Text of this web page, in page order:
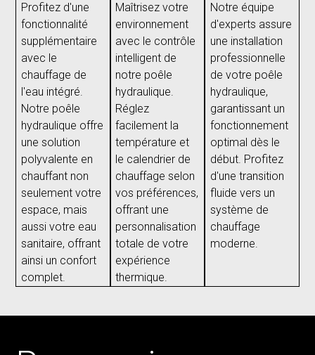
Profitez d'une
fonctionnalité
supplémentaire
avec le
chauffage de
l'eau intégré.
Notre poêle
hydraulique offre
une solution
polyvalente en
chauffant non
seulement votre
espace, mais
aussi votre eau
sanitaire, offrant
ainsi un confort
complet.
Maîtrisez votre
environnement
avec le contrôle
intelligent de
notre poêle
hydraulique.
Réglez
facilement la
température et
le calendrier de
chauffage selon
vos préférences,
offrant une
personnalisation
totale de votre
expérience
thermique.
Notre équipe
d'experts assure
une installation
professionnelle
de votre poêle
hydraulique,
garantissant un
fonctionnement
optimal dès le
début. Profitez
d'une transition
fluide vers un
système de
chauffage
moderne.